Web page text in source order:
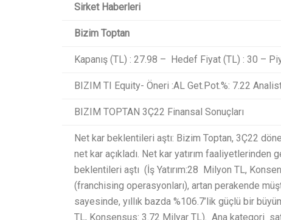
Sirket Haberleri
Bizim Toptan
Kapanış (TL) : 27.98 – Hedef Fiyat (TL) : 30 –
BIZIM TI Equity- Öneri :AL Get.Pot.%: 7.22
BIZIM TOPTAN 3Ç22 Finansal Sonuçları
Net kar beklentileri aştı: Bizim Toptan, 3Ç22
net kar açıkladı. Net kar yatırım
beklentileri aştı (İş Yatırım:28 Milyon TL,
(franchising operasyonları), artan perakende
sayesinde, yıllık bazda %106.7’lik güçlü bir
TL, Konsensus: 3.72 Milyar TL). Ana kategori